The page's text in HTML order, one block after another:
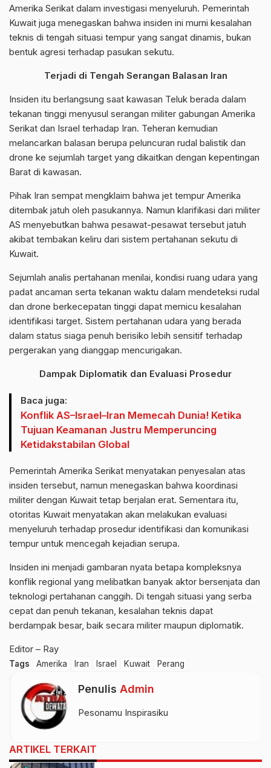
Amerika Serikat dalam investigasi menyeluruh. Pemerintah
Kuwait juga menegaskan bahwa insiden ini murni kesalahan
teknis di tengah situasi tempur yang sangat dinamis, bukan
bentuk agresi terhadap pasukan sekutu.
Terjadi di Tengah Serangan Balasan Iran
Insiden itu berlangsung saat kawasan Teluk berada dalam
tekanan tinggi menyusul serangan militer gabungan Amerika
Serikat dan Israel terhadap Iran. Teheran kemudian
melancarkan balasan berupa peluncuran rudal balistik dan
drone ke sejumlah target yang dikaitkan dengan kepentingan
Barat di kawasan.
Pihak Iran sempat mengklaim bahwa jet tempur Amerika
ditembak jatuh oleh pasukannya. Namun klarifikasi dari militer
AS menyebutkan bahwa pesawat-pesawat tersebut jatuh
akibat tembakan keliru dari sistem pertahanan sekutu di
Kuwait.
Sejumlah analis pertahanan menilai, kondisi ruang udara yang
padat ancaman serta tekanan waktu dalam mendeteksi rudal
dan drone berkecepatan tinggi dapat memicu kesalahan
identifikasi target. Sistem pertahanan udara yang berada
dalam status siaga penuh berisiko lebih sensitif terhadap
pergerakan yang dianggap mencurigakan.
Dampak Diplomatik dan Evaluasi Prosedur
Baca juga:
Konflik AS–Israel–Iran Memecah Dunia! Ketika
Tujuan Keamanan Justru Memperuncing
Ketidakstabilan Global
Pemerintah Amerika Serikat menyatakan penyesalan atas
insiden tersebut, namun menegaskan bahwa koordinasi
militer dengan Kuwait tetap berjalan erat. Sementara itu,
otoritas Kuwait menyatakan akan melakukan evaluasi
menyeluruh terhadap prosedur identifikasi dan komunikasi
tempur untuk mencegah kejadian serupa.
Insiden ini menjadi gambaran nyata betapa kompleksnya
konflik regional yang melibatkan banyak aktor bersenjata dan
teknologi pertahanan canggih. Di tengah situasi yang serba
cepat dan penuh tekanan, kesalahan teknis dapat
berdampak besar, baik secara militer maupun diplomatik.
Editor – Ray
Tags Amerika Iran Israel Kuwait Perang
Penulis Admin
Pesonamu Inspirasiku
ARTIKEL TERKAIT